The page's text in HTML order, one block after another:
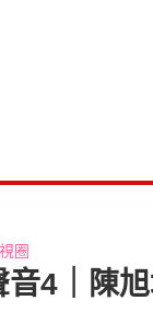
圈
音4｜陳